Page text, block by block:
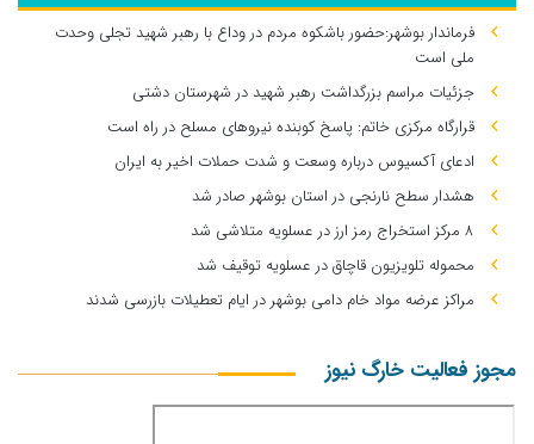
فرماندار بوشهر:حضور باشکوه مردم در وداع با رهبر شهید تجلی وحدت
ملی است
جزئیات مراسم بزرگداشت رهبر شهید در شهرستان دشتی
قرارگاه مرکزی خاتم: پاسخ کوبنده نیروهای مسلح در راه است
ادعای آکسیوس درباره وسعت و شدت حملات اخیر به ایران
هشدار سطح نارنجی در استان بوشهر صادر شد
۸ مرکز استخراج رمز ارز در عسلویه متلاشی شد
محموله تلویزیون قاچاق در عسلویه توقیف شد
مراکز عرضه مواد خام دامی بوشهر در ایام تعطیلات بازرسی شدند
مجوز فعالیت خارگ نیوز